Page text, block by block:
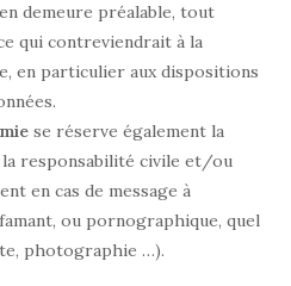
demeure préalable, tout
qui contreviendrait à la
en particulier aux dispositions
se réserve également la
responsabilité civile et/ou
en cas de message à
ou pornographique, quel
photographie …).